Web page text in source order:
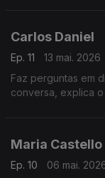
Carlos Daniel
Ep. 11
13 mai. 2026
Faz perguntas em
conversa, explica
Maria
Ep. 10
06 mai.